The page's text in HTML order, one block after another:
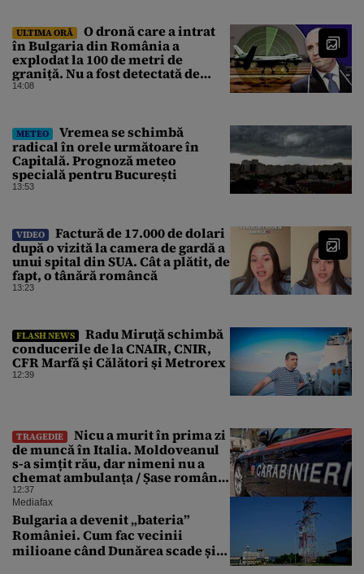
ULTIMA ORĂ
O dronă care a intrat
în Bulgaria din România a
explodat la 100 de metri de
graniță. Nu a fost detectată de
radare. Reacția MApN
14:08
METEO
Vremea se schimbă
radical în orele următoare în
Capitală. Prognoză meteo
specială pentru București
13:53
VIDEO
Factură de 17.000 de dolari
după o vizită la camera de gardă a
unui spital din SUA. Cât a plătit, de
fapt, o tânără româncă
13:23
FLASH NEWS
Radu Miruţă schimbă
conducerile de la CNAIR, CNIR,
CFR Marfă şi Călători şi Metrorex
12:39
TRAGEDIE
Nicu a murit în prima zi
de muncă în Italia. Moldoveanul
s-a simțit rău, dar nimeni nu a
chemat ambulanța / Șase români,
anchetați
12:37
Mediafax
Bulgaria a devenit „bateria”
României. Cum fac vecinii
milioane când Dunărea scade și